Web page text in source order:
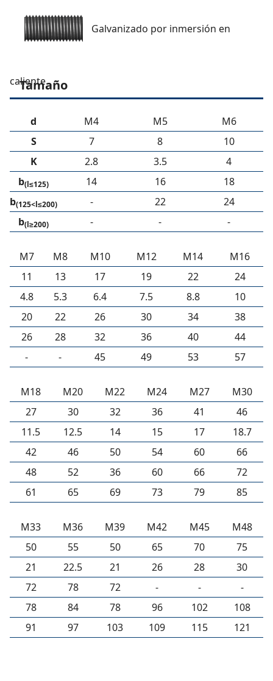
Galvanizado por inmersión en
caliente
Tamaño
d M4 M5
M6
S
7 8
10
K
2.8 3.5
4
b(l≤125) 14 16
18
b(125<l≤200) - 22
24
b(l≥200) - - -
M7 M8 M10 M12 M14
M16
11
13 17 19 22
24
4.8
5.3 6.4 7.5 8.8
10
20
22 26 30 34
38
26
28 32 36 40
44
-
- 45 49 53 57
M18 M20 M22 M24 M27
M30
27
30 32 36 41
46
11.5
12.5 14 15 17
18.7
42
46 50 54 60
66
48
52 36 60 66
72
61
65 69 73 79 85
M33 M36 M39 M42 M45
M48
50
55 50 65 70
75
21
22.5 21 26 28
30
72
78 72 - -
-
78
84 78 96 102
108
91
97 103 109 115 121